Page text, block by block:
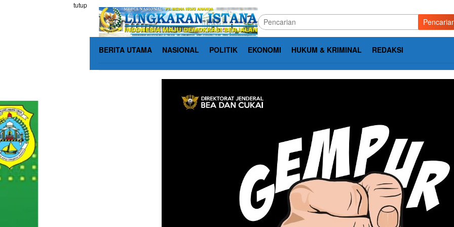
tutup
BERITA UTAMA NASIONAL POLITIK EKONOMI HUKUM & KRIMINAL REDAKSI